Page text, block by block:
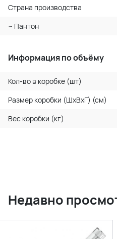
Страна производства
~ Пантон
Информация по объёму
Кол-во в коробке (шт)
Размер коробки (ШхВхГ) (см)
Вес коробки (кг)
Недавно